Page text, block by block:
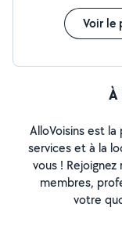
Voir le
À
AlloVoisins est
services et à la
vous !
membres,
votre